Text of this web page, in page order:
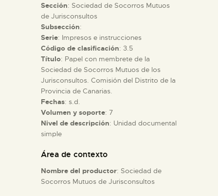
EL MUSEO
COLECCIONES
DIDÁCTICA
ESPAÑOL
Sección: Sociedad de Socorros Mutuos
de Jurisconsultos
Subsección:
Serie: Impresos e instrucciones
Código de clasificación: 3.5
Título: Papel con membrete de la
Sociedad de Socorros Mutuos de los
Jurisconsultos. Comisión del Distrito de la
Provincia de Canarias.
Fechas: s.d.
Volumen y soporte: 7
Nivel de descripción: Unidad documental
simple
Área de contexto
Nombre del productor: Sociedad de
Socorros Mutuos de Jurisconsultos